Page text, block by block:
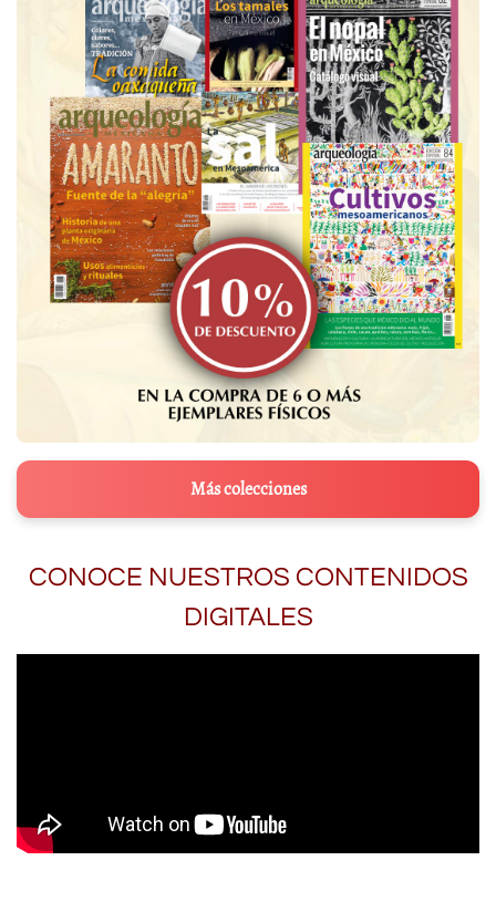
Más colecciones
CONOCE NUESTROS CONTENIDOS
DIGITALES